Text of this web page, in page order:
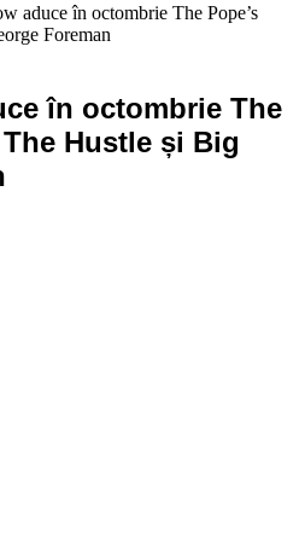
aduce în octombrie The Pope’s
Foreman
în octombrie The
Hustle și Big